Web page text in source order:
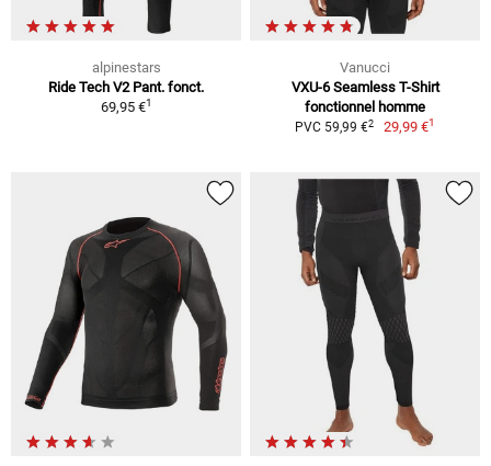
alpinestars
Ride Tech V2 Pant. fonct.
69,95 €1
Vanucci
VXU-6 Seamless T-Shirt
fonctionnel homme
PVC 59,99 €2 29,99 €1